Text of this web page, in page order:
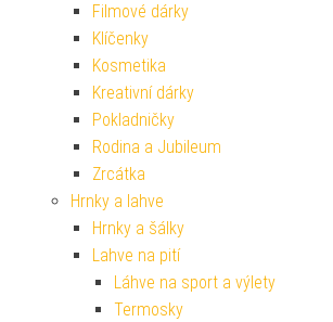
Filmové dárky
Klíčenky
Kosmetika
Kreativní dárky
Pokladničky
Rodina a Jubileum
Zrcátka
Hrnky a lahve
Hrnky a šálky
Lahve na pití
Láhve na sport a výlety
Termosky